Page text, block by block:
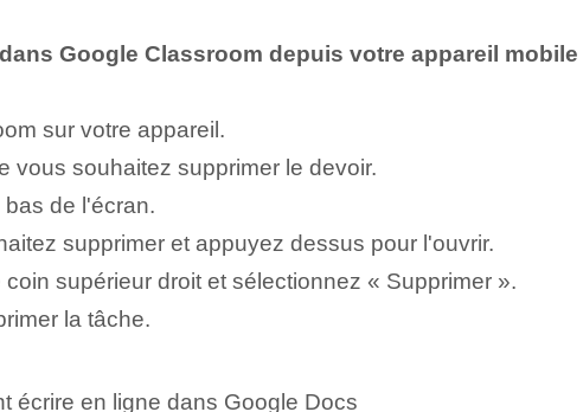
Google Classroom depuis votre appareil mobile
sur votre appareil.
vous souhaitez supprimer le devoir.
de l'écran.
supprimer et appuyez dessus pour l'ouvrir.
supérieur droit et sélectionnez « Supprimer ».
la tâche.
écrire en ligne dans Google Docs